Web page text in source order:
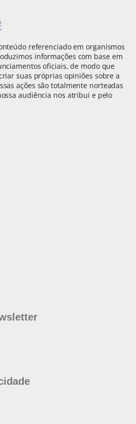
referenciado em organismos
informações com base em
oficiais, de modo que
suas próprias opiniões sobre a
ações são totalmente norteadas
audiência nos atribui e pelo